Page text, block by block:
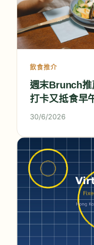
飲食推介
週末Brunch推
打卡又抵食早
略
30/6/2026